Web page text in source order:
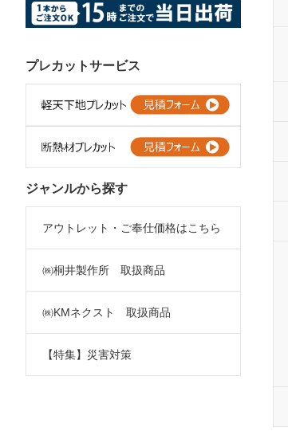
プレカットサービス
ジャンルから探す
アウトレット・ご奉仕価格はこちら
㈱桐井製作所 取扱商品
㈱KMネクスト 取扱商品
【特集】災害対策